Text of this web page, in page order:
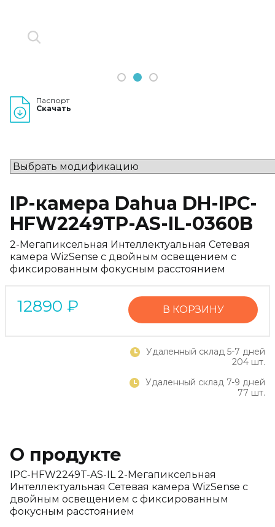
1 2 3
Паспорт
Скачать
IP-камера Dahua DH-IPC-
HFW2249TP-AS-IL-0360B
2-Мегапиксельная Интеллектуальная Сетевая
камера WizSense с двойным освещением с
фиксированным фокусным расстоянием
12890 ₽ В КОРЗИНУ
Удаленный склад 5-7 дней
204 шт.
Удаленный склад 7-9 дней
77 шт.
О продукте
IPC-HFW2249T-AS-IL 2-Мегапиксельная
Интеллектуальная Сетевая камера WizSense с
двойным освещением с фиксированным
фокусным расстоянием